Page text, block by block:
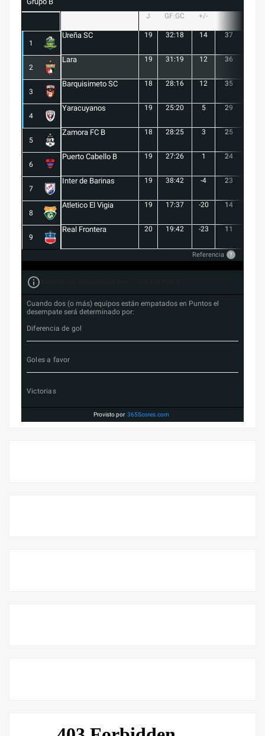
J GF:GC +/-
1
Ureña SC 19 32:18 14 37
2
Lara 19 31:19 12 36
3
Barquisimeto SC 18 28:16 12 35
4
Yaracuyanos 19 25:20 5 29
5
Zamora FC B 18 28:25 3 25
6
Puerto Cabello B 19 27:26 1 24
7
Inter de Barinas 19 38:42 -4 23
8
Atletico El Vigia 19 17:37 -20 14
9
Real Frontera 20 19:42 -23 11
Referencia ?
Cuando dos (o más) equipos están empatados en Puntos el
desempate será determinado por:
Diferencia de gol
Goles a favor
Victorias
Provisto por 365Scores.com